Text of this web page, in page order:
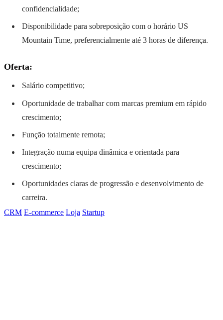
confidencialidade;
Disponibilidade para sobreposição com o horário US
Mountain Time, preferencialmente até 3 horas de diferença.
Oferta:
Salário competitivo;
Oportunidade de trabalhar com marcas premium em rápido
crescimento;
Função totalmente remota;
Integração numa equipa dinâmica e orientada para
crescimento;
Oportunidades claras de progressão e desenvolvimento de
carreira.
CRM E-commerce Loja Startup